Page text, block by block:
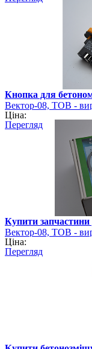
Кнопка для
Вектор-08, ТОВ -
Ціна:
Перегляд
Купити
Вектор-08, ТОВ -
Ціна:
Перегляд